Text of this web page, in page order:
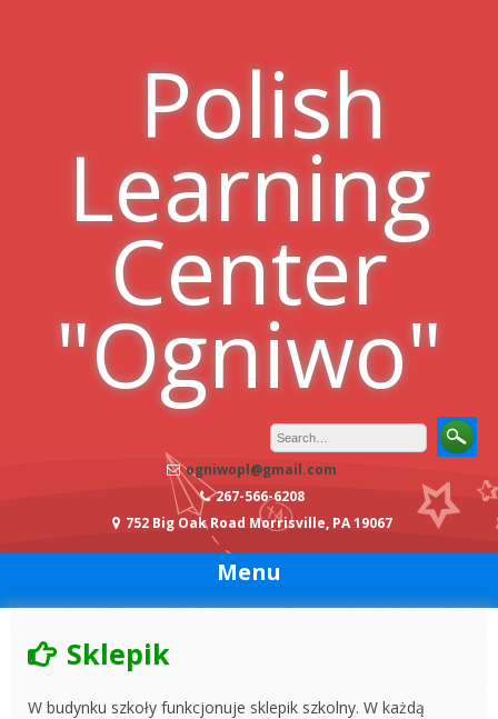
Polish
Learning
Center
"Ogniwo"
ogniwopl@gmail.com
267-566-6208
752 Big Oak Road Morrisville, PA 19067
Menu
Sklepik
W budynku szkoły funkcjonuje sklepik szkolny. W każdą